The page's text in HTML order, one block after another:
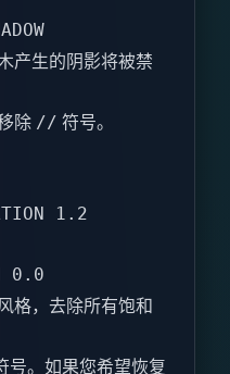
产生的阴影将被禁
除 // 符号。
1.2
0.0
格，去除所有饱和
号。如果您希望恢复